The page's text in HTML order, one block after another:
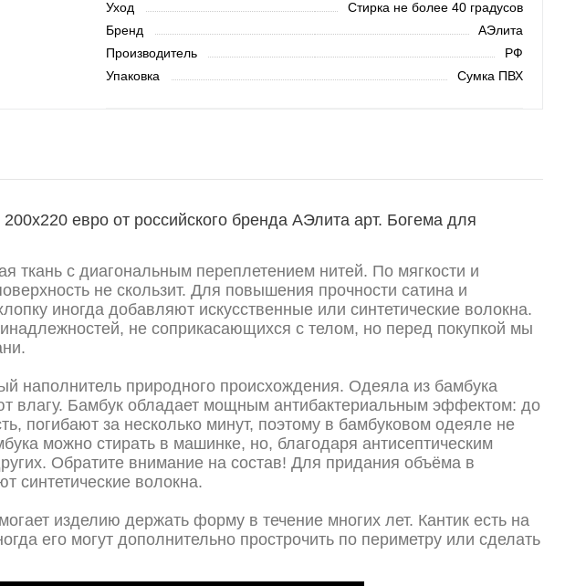
Уход
Стирка не более 40 градусов
Бренд
АЭлита
Производитель
РФ
Упаковка
Сумка ПВХ
евро от российского бренда АЭлита арт. Богема для
ткань с диагональным переплетением нитей. По мягкости и
не скользит. Для повышения прочности сатина и
иногда добавляют искусственные или синтетические волокна.
не соприкасающихся с телом, но перед покупкой мы
наполнитель природного происхождения. Одеяла из бамбука
влагу. Бамбук обладает мощным антибактериальным эффектом: до
погибают за несколько минут, поэтому в бамбуковом одеяле не
можно стирать в машинке, но, благодаря антисептическим
Обратите внимание на состав! Для придания объёма в
синтетические волокна.
изделию держать форму в течение многих лет. Кантик есть на
его могут дополнительно прострочить по периметру или сделать